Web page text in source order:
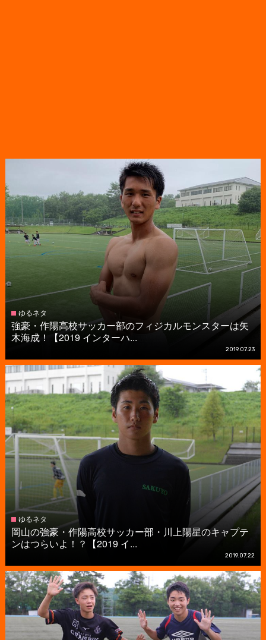
ゆるネタ
強豪・作陽高校サッカー部のフィジカルモンスターは矢
木海成！【2019 インターハ...
2019.07.23
ゆるネタ
岡山の強豪・作陽高校サッカー部・川上陽星のキャプテ
ンはつらいよ！？【2019 イ...
2019.07.22